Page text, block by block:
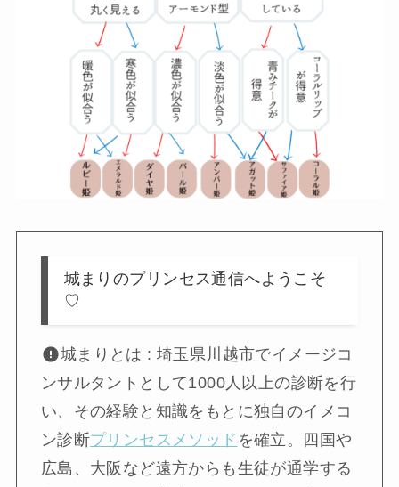
城まりのプリンセス通信へようこそ
♡
城まりとは : 埼玉県川越市でイメージコ
ンサルタントとして1000人以上の診断を行
い、その経験と知識をもとに独自のイメコ
ン診断プリンセスメソッド を確立。四国や
広島、大阪など遠方からも生徒が通学する